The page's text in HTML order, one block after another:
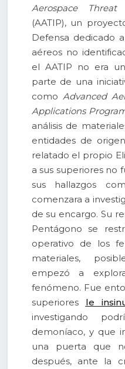
Aerospace
(AATIP), un
Defensa dedicado
aéreos no
el AATIP no era
parte de una
como Advanced
Applications
análisis de
entidades de
relatado el propio
a sus superiores no
sus hallazgos
comenzara a
de su encargo. Su
Pentágono se
operativo de los
materiales,
empezó a
fenómeno. Fue
superiores le
investigando
demoníaco, y que
una puerta que
después, ante la